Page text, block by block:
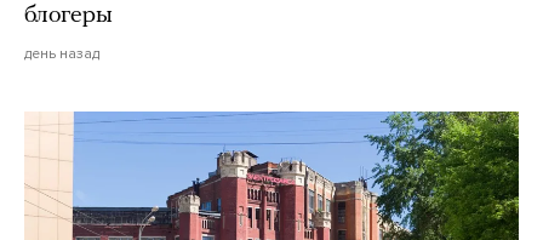
блогеры
день назад